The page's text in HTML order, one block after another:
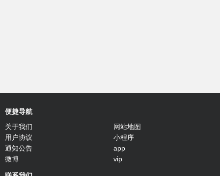
便捷导航
关于我们
用户协议
通知公告
微博
网站地图
小程序
app
vip